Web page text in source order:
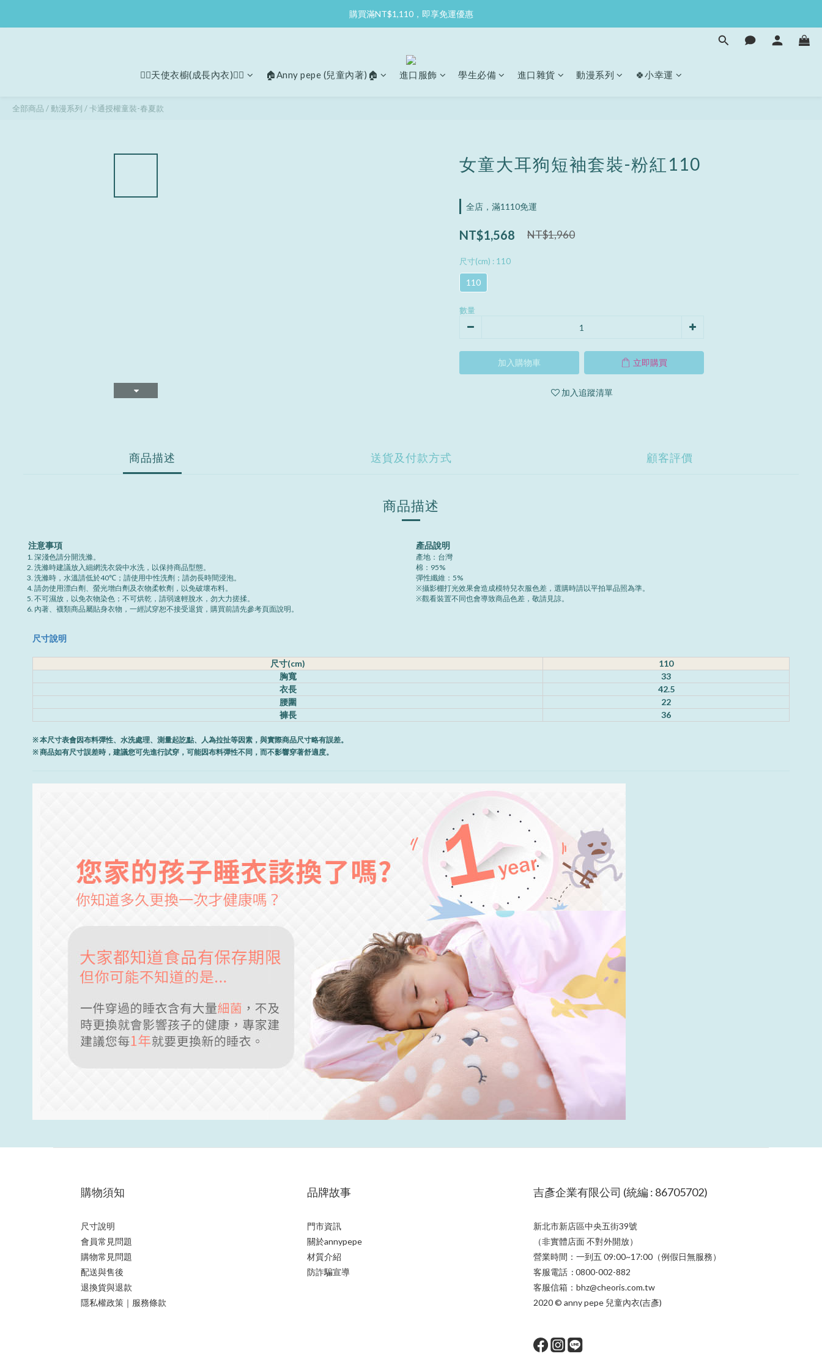
購買滿NT$1,110，即享免運優惠
🧚‍♀天使衣櫥(成長內衣)🧚‍♀ 🏠Anny pepe (兒童內著)🏠 進口服飾 學生必備 進口雜貨 動漫系列 🍀小幸運
全部商品 / 動漫系列 /卡通授權童裝-春夏款
女童大耳狗短袖套裝-粉紅110
全店，滿1110免運
NT$1,568 NT$1,960
尺寸(cm) : 110
110
數量
加入購物車 立即購買
加入追蹤清單
商品描述 送貨及付款方式 顧客評價
商品描述
注意事項
深淺色請分開洗滌。
洗滌時建議放入細網洗衣袋中水洗，以保持商品型態。
洗滌時，水溫請低於40℃；請使用中性洗劑；請勿長時間浸泡。
請勿使用漂白劑、螢光增白劑及衣物柔軟劑，以免破壞布料。
不可濕放，以免衣物染色；不可烘乾，請弱速輕脫水，勿大力搓揉。
內著、襪類商品屬貼身衣物，一經試穿恕不接受退貨，購買前請先參考頁面說明。
產品說明
產地：台灣
棉：95%
彈性纖維：5%
※攝影棚打光效果會造成模特兒衣服色差，選購時請以平拍單品照為準。
※觀看裝置不同也會導致商品色差，敬請見諒。
尺寸說明
尺寸(cm)
110
胸寬
33
衣長
42.5
腰圍
22
褲長
36
※ 本尺寸表會因布料彈性、水洗處理、測量起訖點、人為拉扯等因素，與實際商品尺寸略有誤差。
※ 商品如有尺寸誤差時，建議您可先進行試穿，可能因布料彈性不同，而不影響穿著舒適度。
購物須知
尺寸說明
會員常見問題
購物常見問題
配送與售後
退換貨與退款
隱私權政策｜服務條款
品牌故事
門市資訊
關於annypepe
材質介紹
防詐騙宣導
吉彥企業有限公司 (統編 : 86705702)
新北市新店區中央五街39號
（非實體店面 不對外開放）
營業時間：一到五 09:00~17:00（例假日無服務）
客服電話 : 0800-002-882
客服信箱：bhz@cheoris.com.tw
2020 © anny pepe 兒童內衣(吉彥)